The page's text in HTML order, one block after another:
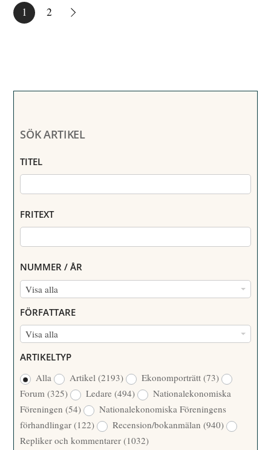
1 2
SÖK ARTIKEL
TITEL
FRITEXT
NUMMER / ÅR
Visa alla
N
M
M
/
Å
R
FÖRFATTARE
Visa alla
R
F
A
T
T
A
ARTIKELTYP
Alla
Artikel(2193) Ekonomporträtt(73)
Forum(325) Ledare(494)
Nationalekonomiska
Föreningen(54)
Nationalekonomiska Föreningens
förhandlingar(122) Recension/bokanmälan(940)
Repliker och kommentarer(1032)